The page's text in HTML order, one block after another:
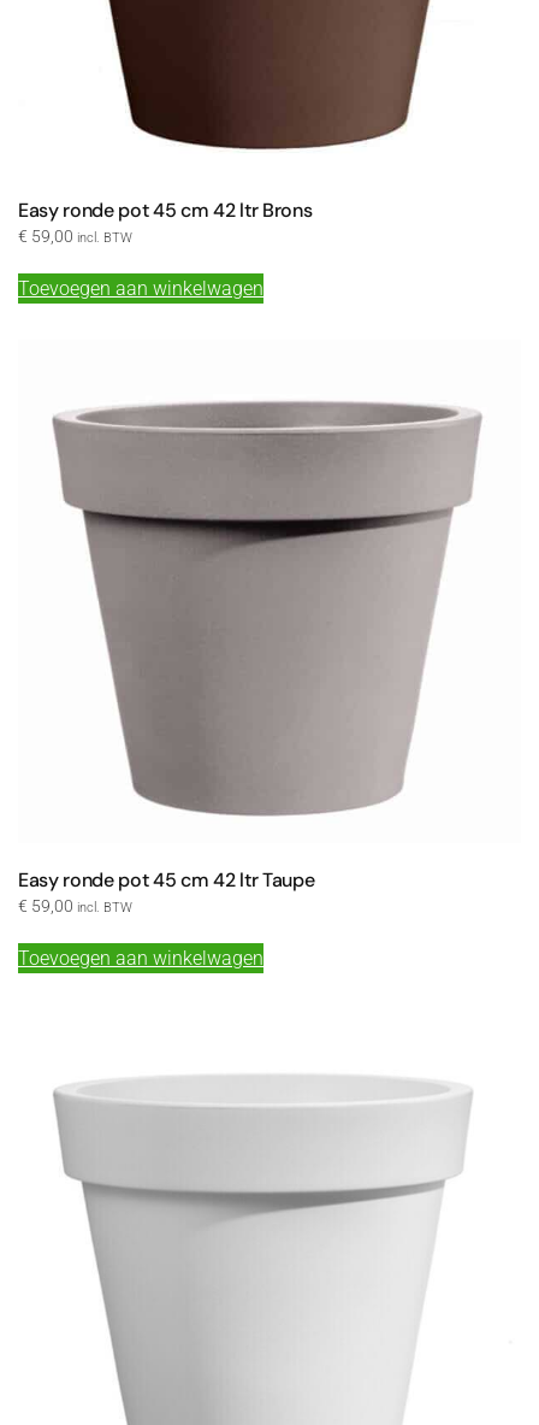
Easy ronde pot 45 cm 42 ltr Brons
€ 59,00 incl. BTW
Toevoegen aan winkelwagen
Easy ronde pot 45 cm 42 ltr Taupe
€ 59,00 incl. BTW
Toevoegen aan winkelwagen